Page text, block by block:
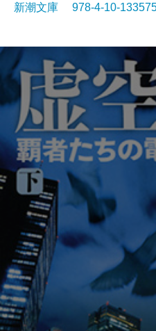
新潮文庫 978-4-10-